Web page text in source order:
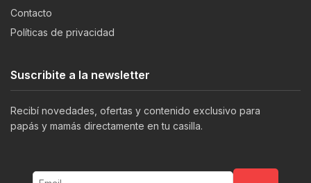
Contacto
Políticas de privacidad
Suscribite a la newsletter
Recibí novedades, ofertas y contenido exclusivo para
papás y mamás directamente en tu casilla.